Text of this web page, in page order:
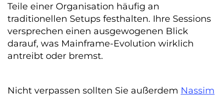
Teile einer Organisation häufig an
traditionellen Setups festhalten. Ihre Sessions
versprechen einen ausgewogenen Blick
darauf, was Mainframe-Evolution wirklich
antreibt oder bremst.
Nicht verpassen sollten Sie außerdem Nassim